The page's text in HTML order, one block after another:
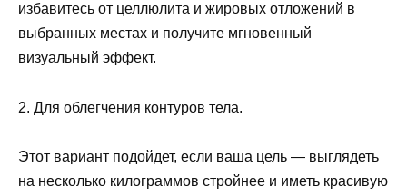
избавитесь от целлюлита и жировых отложений в
выбранных местах и ​​получите мгновенный
визуальный эффект.
2. Для облегчения контуров тела.
Этот вариант подойдет, если ваша цель — выглядеть
на несколько килограммов стройнее и иметь красивую